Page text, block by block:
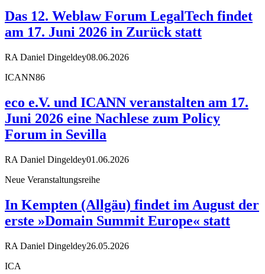
Das 12. Weblaw Forum LegalTech findet
am 17. Juni 2026 in Zurück statt
RA Daniel Dingeldey08.06.2026
ICANN86
eco e.V. und ICANN veranstalten am 17.
Juni 2026 eine Nachlese zum Policy
Forum in Sevilla
RA Daniel Dingeldey01.06.2026
Neue Veranstaltungsreihe
In Kempten (Allgäu) findet im August der
erste »Domain Summit Europe« statt
RA Daniel Dingeldey26.05.2026
ICA